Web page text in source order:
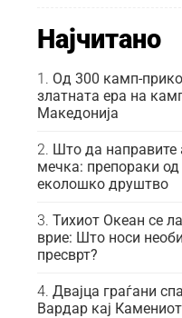
Најчитано
Од 300 камп-
златната ера на
Македонија
Што да направите
мечка: препораки
еколошко друштво
Тихиот Океан се
врие: Што носи
пресврт?
Двајца граѓани
Вардар кај